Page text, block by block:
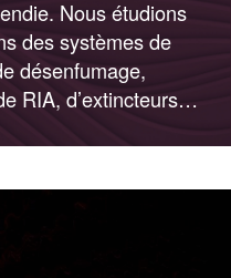
Nous étudions
des systèmes de
désenfumage,
RIA, d’extincteurs…